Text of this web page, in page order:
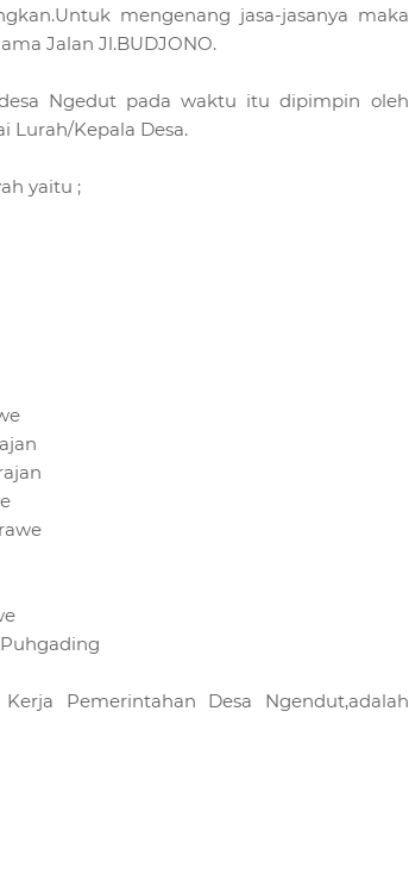
mengenang jasa-jasanya maka
Jalan Jl.BUDJONO.
Ngedut pada waktu itu dipimpin oleh
Lurah/Kepala Desa.
yaitu ;
Pemerintahan Desa Ngendut,adalah